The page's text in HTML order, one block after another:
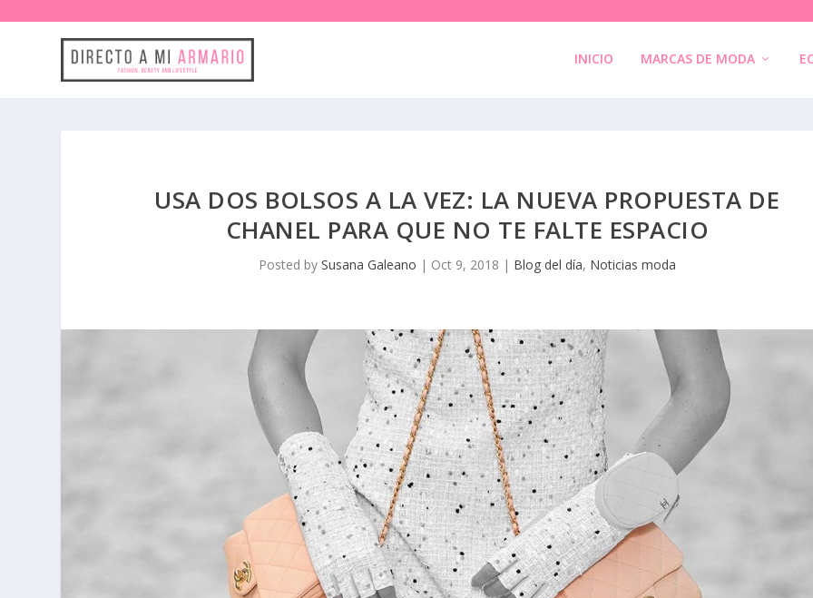
INICIO MARCAS DE MODA
USA DOS BOLSOS A LA VEZ: LA NUEVA PROPUESTA DE
CHANEL PARA QUE NO TE FALTE ESPACIO
Posted by Susana Galeano | Oct 9, 2018 | Blog del día, Noticias moda